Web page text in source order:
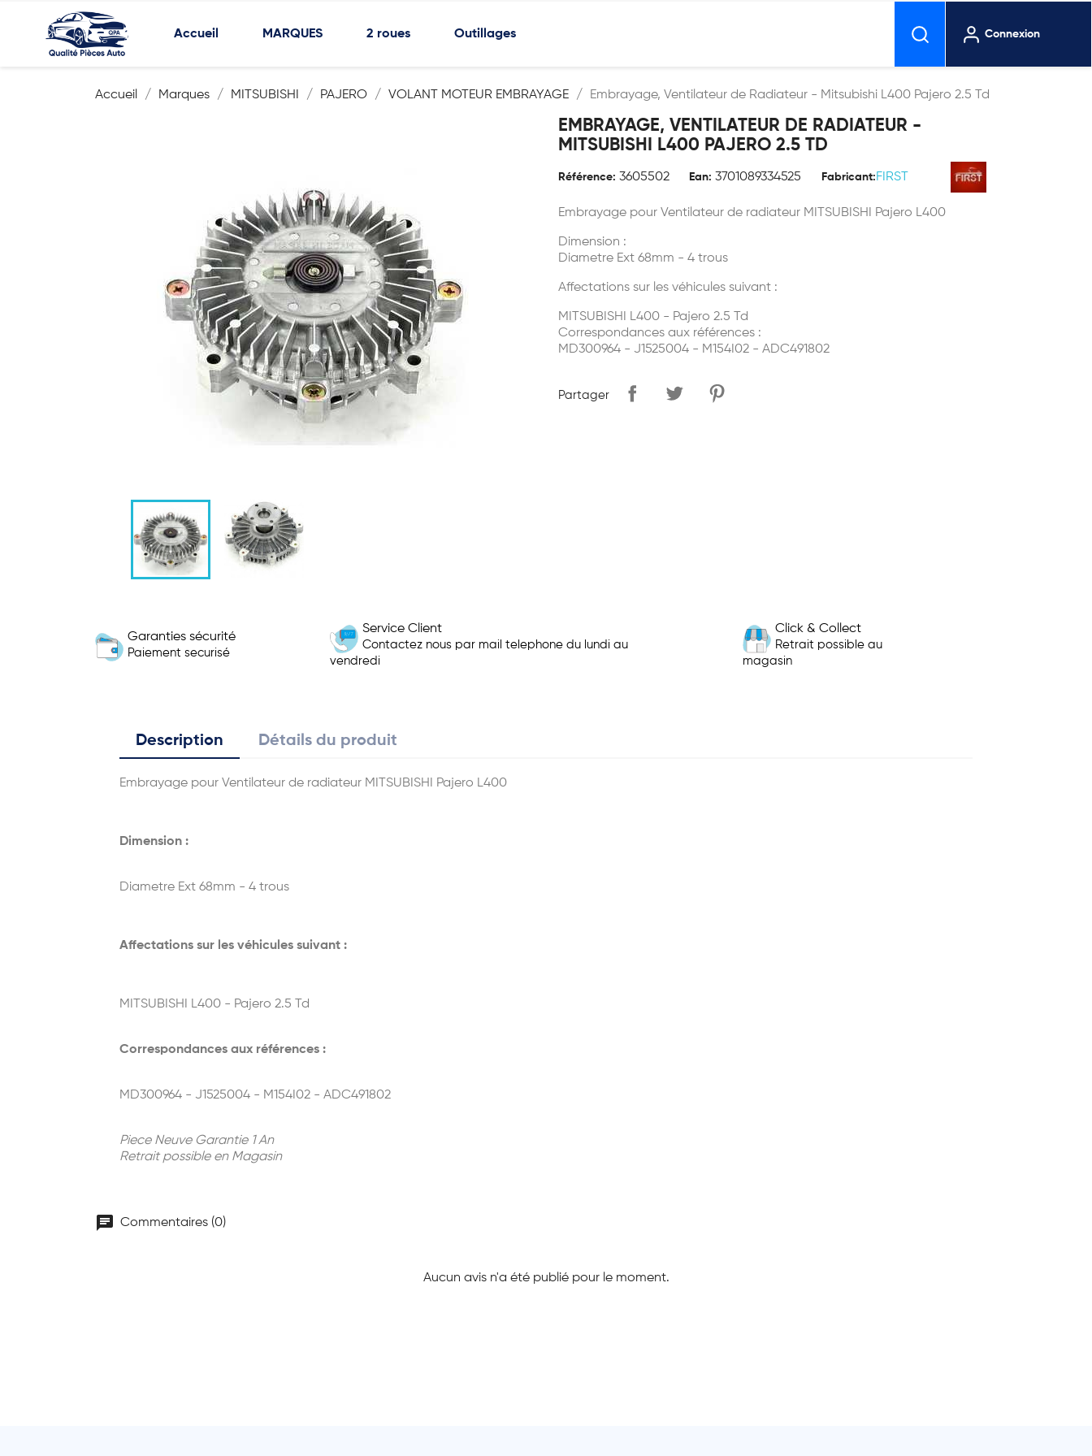
Accueil MARQUES 2 roues Outillages Connexion
Accueil Marques MITSUBISHI PAJERO VOLANT MOTEUR EMBRAYAGE Embrayage, Ventilateur de Radiateur - Mitsubishi L400 Pajero 2.5 Td
EMBRAYAGE, VENTILATEUR DE RADIATEUR -
MITSUBISHI L400 PAJERO 2.5 TD
Référence: 3605502 Ean: 3701089334525 Fabricant: FIRST
Embrayage pour Ventilateur de radiateur MITSUBISHI Pajero L400
Dimension :
Diametre Ext 68mm - 4 trous
Affectations sur les véhicules suivant :
MITSUBISHI L400 - Pajero 2.5 Td
Correspondances aux références :
MD300964 - J1525004 - M154I02 - ADC491802
Partager
Garanties sécurité
Paiement securisé
Service Client
Contactez nous par mail telephone du lundi au
vendredi
Click & Collect
Retrait possible au
magasin
Description Détails du produit
Embrayage pour Ventilateur de radiateur MITSUBISHI Pajero L400
Dimension :
Diametre Ext 68mm - 4 trous
Affectations sur les véhicules suivant :
MITSUBISHI L400 - Pajero 2.5 Td
Correspondances aux références :
MD300964 - J1525004 - M154I02 - ADC491802
Piece Neuve Garantie 1 An
Retrait possible en Magasin
chat Commentaires (0)
Aucun avis n'a été publié pour le moment.